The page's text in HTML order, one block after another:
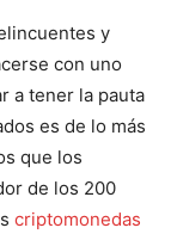
y
con uno
a tener la pauta
es de lo más
que los
de los 200
criptomonedas